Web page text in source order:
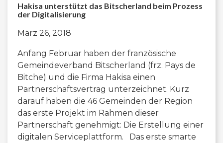
Hakisa unterstützt das Bitscherland beim Prozess
der Digitalisierung
März 26, 2018
Anfang Februar haben der französische
Gemeindeverband Bitscherland (frz. Pays de
Bitche) und die Firma Hakisa einen
Partnerschaftsvertrag unterzeichnet. Kurz
darauf haben die 46 Gemeinden der Region
das erste Projekt im Rahmen dieser
Partnerschaft genehmigt: Die Erstellung einer
digitalen Serviceplattform. Das erste smarte